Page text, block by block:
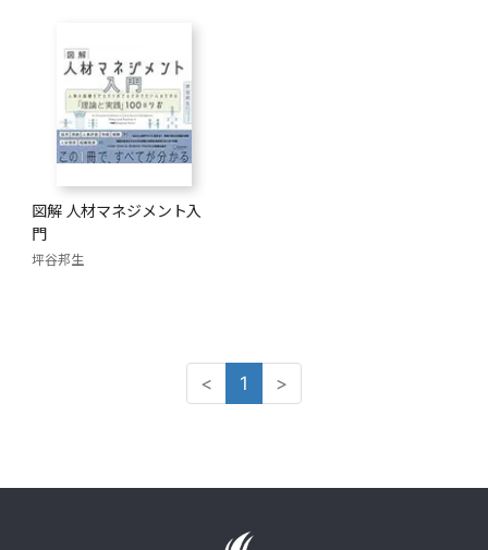
図解 人材マネジメント入
門
坪谷邦生
< 1 >